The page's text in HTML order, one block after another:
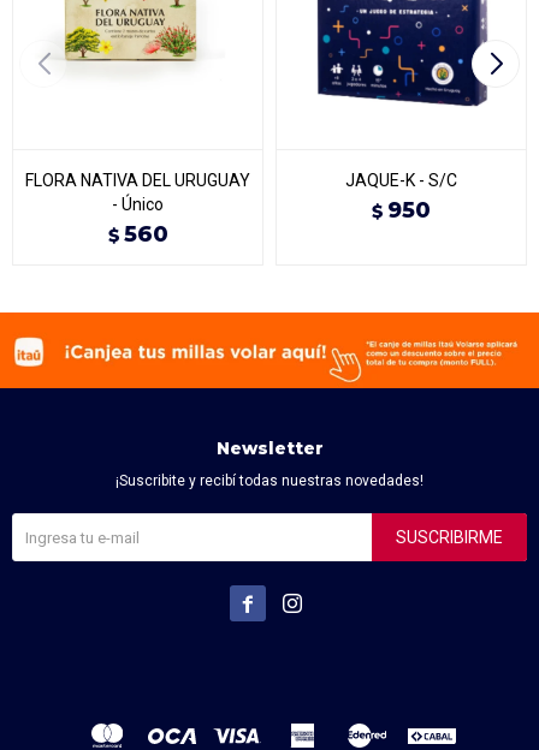
FLORA NATIVA DEL URUGUAY
- Único
$ 560
JAQUE-K - S/C
$ 950
Newsletter
¡Suscribite y recibí todas nuestras novedades!
SUSCRIBIRME
 